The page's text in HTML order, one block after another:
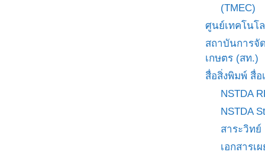
(TMEC)
ศูนย์เทคโนโ
สถาบันการจั
เกษตร (สท.)
สื่อสิ่งพิมพ์ สื่
NSTDA
NSTDA
สาระวิทย์
เอกสารเ